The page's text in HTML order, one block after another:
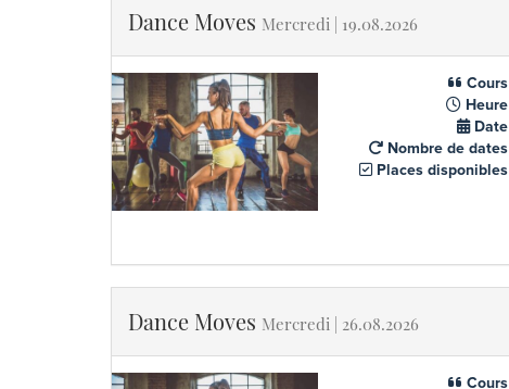
Dance Moves Mercredi | 19.08.2026
Cours
Heure
Date
Nombre de dates
Places disponibles
Dance Moves Mercredi | 26.08.2026
Cours